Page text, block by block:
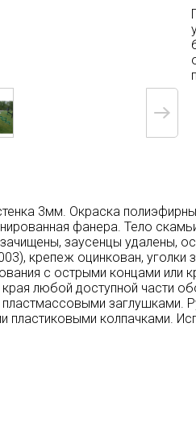
3мм. Окраска
фанера. Тело
заусенцы удалены,
крепеж оцинкован, уголки
с острыми концами или
любой доступной части
заглушками.
пластиковыми колпачками.